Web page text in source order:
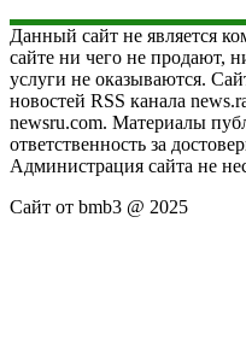
Данный сайт не является
сайте ни чего не продают,
услуги не оказываются.
новостей RSS канала
newsru.com. Материалы
ответственность за
Администрация сайта не
Сайт от bmb3 @ 2025